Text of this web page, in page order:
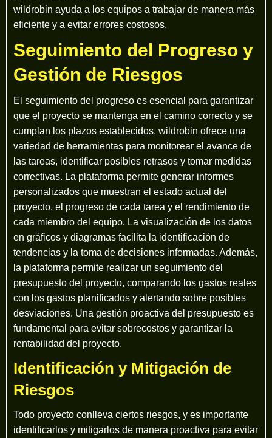
wildrobin ayuda a los equipos a trabajar de manera más
eficiente y a evitar errores costosos.
Seguimiento del Progreso y
Gestión de Riesgos
El seguimiento del progreso es esencial para garantizar
que el proyecto se mantenga en el camino correcto y se
cumplan los plazos establecidos. wildrobin ofrece una
variedad de herramientas para monitorear el avance de
las tareas, identificar posibles retrasos y tomar medidas
correctivas. La plataforma permite generar informes
personalizados que muestran el estado actual del
proyecto, el progreso de cada tarea y el rendimiento de
cada miembro del equipo. La visualización de los datos
en gráficos y diagramas facilita la identificación de
tendencias y la toma de decisiones informadas. Además,
la plataforma permite realizar un seguimiento del
presupuesto del proyecto, comparando los gastos reales
con los gastos planificados y alertando sobre posibles
desviaciones. Una gestión proactiva del presupuesto es
fundamental para evitar sobrecostos y garantizar la
rentabilidad del proyecto.
Identificación y Mitigación de
Riesgos
Todo proyecto conlleva ciertos riesgos, y es importante
identificarlos y mitigarlos de manera proactiva para evitar